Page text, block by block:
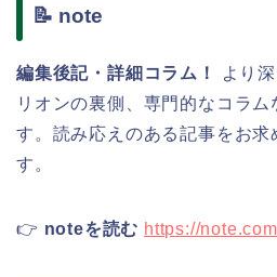
📝 note
編集後記・詳細コラム！
より
リオンの裏側、専門的なコラム
す。読み応えのある記事をお
す。
👉 noteを読む https://